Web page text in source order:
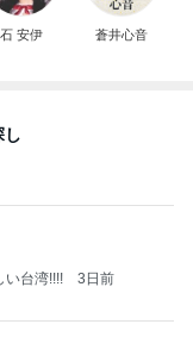
石 安伊 蒼井心音
し
い台湾!!!! 3日前